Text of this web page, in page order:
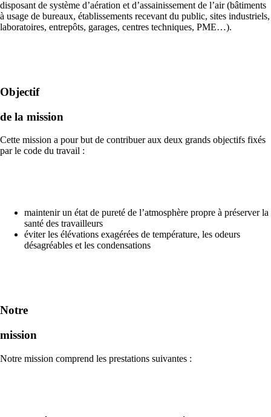
disposant de système d’aération et d’assainissement de l’air (bâtiments
à usage de bureaux, établissements recevant du public, sites industriels,
laboratoires, entrepôts, garages, centres techniques, PME…).
Objectif
de la mission
Cette mission a pour but de contribuer aux deux grands objectifs fixés
par le code du travail :
maintenir un état de pureté de l’atmosphère propre à préserver la
santé des travailleurs
éviter les élévations exagérées de température, les odeurs
désagréables et les condensations
Notre
mission
Notre mission comprend les prestations suivantes :